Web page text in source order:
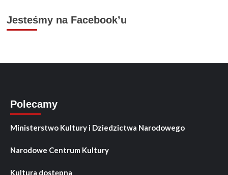
Jesteśmy na Facebook’u
Polecamy
Ministerstwo Kultury i Dziedzictwa Narodowego
Narodowe Centrum Kultury
Kultura dostępna